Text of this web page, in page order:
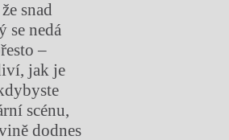
snad
se nedá
–
jak je
scénu,
dodnes